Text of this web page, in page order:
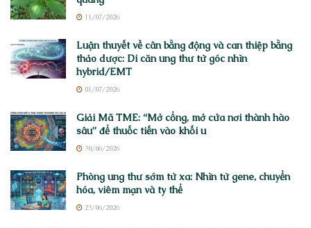
11/07/2026
Luận thuyết về cân bằng động và can thiệp bằng
thảo dược: Di căn ung thư từ góc nhìn
hybrid/EMT
01/07/2026
Giải Mã TME: “Mở cổng, mở cửa nơi thành hào
sâu” để thuốc tiến vào khối u
30/06/2026
Phòng ung thư sớm từ xa: Nhìn từ gene, chuyển
hóa, viêm mạn và ty thể
23/06/2026